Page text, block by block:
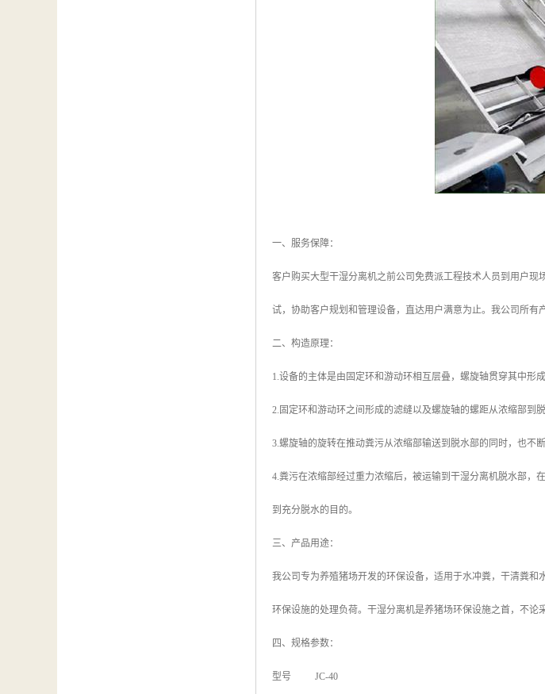
一、服务保障：
客户购买大型干湿分离机之前公司免费派工程技术人员到用户
试，协助客户规划和管理设备，直达用户满意为止。我公司所有
二、构造原理：
1.设备的主体是由固定环和游动环相互层叠，螺旋轴贯穿其中形
2.固定环和游动环之间形成的滤缝以及螺旋轴的螺距从浓缩部到脱
3.螺旋轴的旋转在推动粪污从浓缩部输送到脱水部的同时，也不
4.粪污在浓缩部经过重力浓缩后，被运输到干湿分离机脱水部，
到充分脱水的目的。
三、产品用途：
我公司专为养殖猪场开发的环保设备，适用于水冲粪，干清粪
环保设施的处理负荷。干湿分离机是养猪场环保设施之首，不论
四、规格参数：
型号 JC-40